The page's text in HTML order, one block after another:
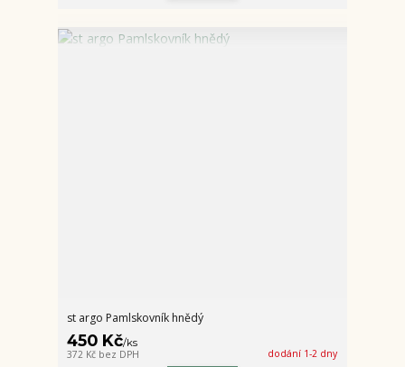
st argo Pamlskovník hnědý
450 Kč/ks
372 Kč bez DPH dodání 1-2 dny